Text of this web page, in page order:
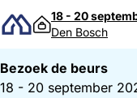
Direct naar
18 - 20
Den Bosch
Bezoek de beurs
18 - 20 september